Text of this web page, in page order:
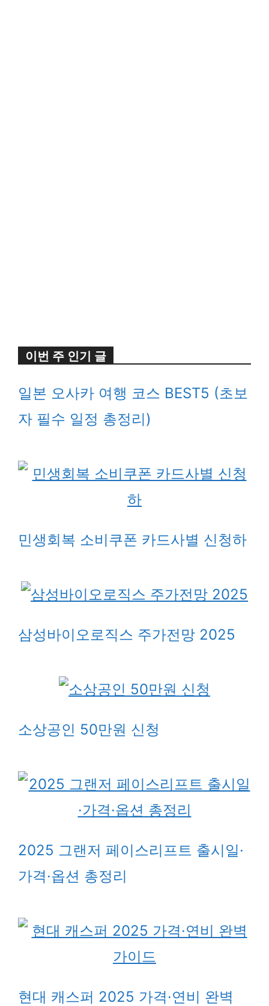
이번 주 인기 글
일본 오사카 여행 코스 BEST5 (초보
자 필수 일정 총정리)
민생회복 소비쿠폰 카드사별 신청하
삼성바이오로직스 주가전망 2025
소상공인 50만원 신청
2025 그랜저 페이스리프트 출시일·
가격·옵션 총정리
현대 캐스퍼 2025 가격·연비 완벽